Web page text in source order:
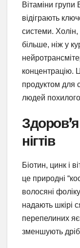
Вітаміни групи
відіграють
системи.
більше, ніж у
концентрацію.
продуктом для
людей похилого
нігтів
Біотин, цинк і
це природні
волосяні
надають шкірі
перепелиних
зменшують